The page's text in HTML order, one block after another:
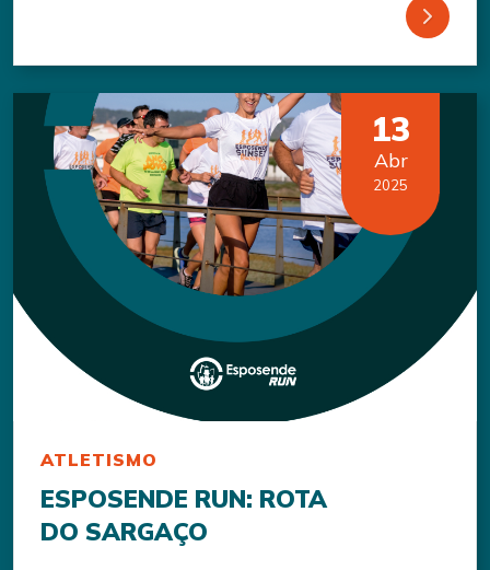
13
Abr
2025
ATLETISMO
ESPOSENDE RUN: ROTA
DO SARGAÇO